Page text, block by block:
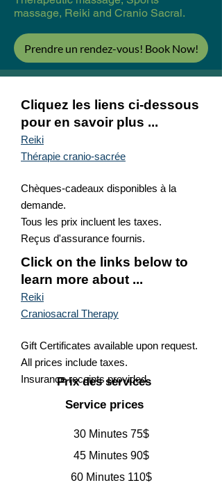
massage, Reiki and Cranio Sacral.
Prendre un rendez-vous! Book Now!
Cliquez les liens ci-dessous
pour en savoir plus ...
Reiki
​Thérapie cranio-sacrée
Chèques-cadeaux disponibles à la
demande.
Tous les prix incluent les taxes.
Reçus d'assurance fournis.
Click on the links below to
learn more about ...
Reiki
Craniosacral Therapy
Gift Certificates available upon request.
All prices include taxes.
Insurance receipts provided.
Prix des services
Service prices
30 Minutes 75$
45 Minutes 90$
60 Minutes 110$